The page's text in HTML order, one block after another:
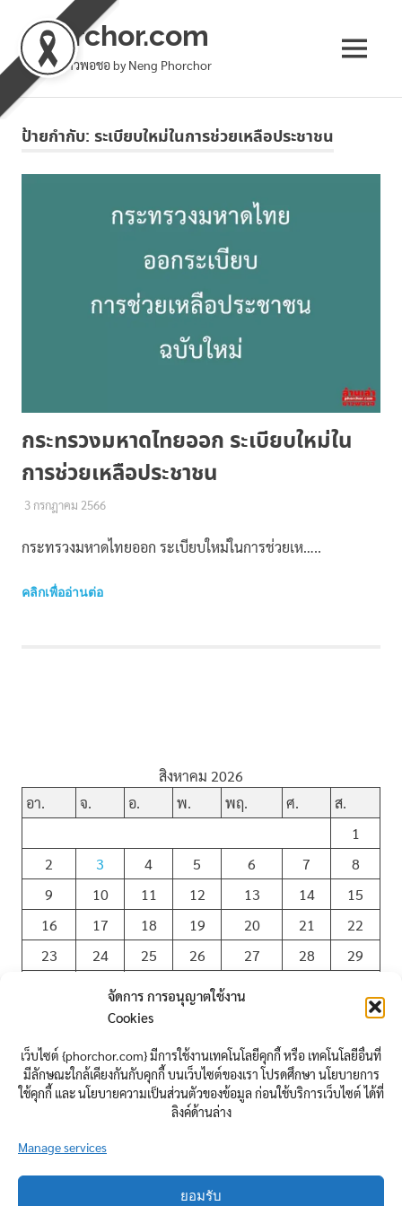
จัดการ การอนุญาตใช้งาน
Cookies
เว็บไซต์ {phorchor.com} มีการใช้งานเทคโนโลยีคุกกี้ หรือ เทคโนโลยีอื่นที่
มีลักษณะใกล้เคียงกันกับคุกกี้ บนเว็บไซต์ของเรา โปรดศึกษา นโยบายการ
ใช้คุกกี้ และ นโยบายความเป็นส่วนตัวของข้อมูล ก่อนใช้บริการเว็บไซต์ ได้ที่
ลิงค์ด้านล่าง
Manage services
ยอมรับ
Skip
phorchor.com
ล้านเล่าชาวพอชอ by Neng Phorchor MENU
ป้ายกำกับ: ระเบียบใหม่ในการช่วยเหลือประชาชน
กระทรวงมหาดไทยออก ระเบียบใหม่ใน
การช่วยเหลือประชาชน
3 กรกฎาคม 2566NENGPHORCHOR
พัฒนาชุมชน
กระทรวงมหาดไทยออก ระเบียบใหม่ในการช่วยเห…..
คลิกเพื่ออ่านต่อ
สิงหาคม 2026
อา.
จ. อ. พ. พฤ. ศ.
ส.
1
2
3 4 5 6 7
8
9
10 11 12 13 14
15
16
17 18 19 20 21
22
23
24 25 26 27 28
29
นิยาม
เข้าสู่ระบบ
เข้าฟีด